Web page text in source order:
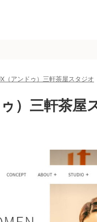
（アンドゥ）三軒茶屋スタジオ
）三軒茶屋